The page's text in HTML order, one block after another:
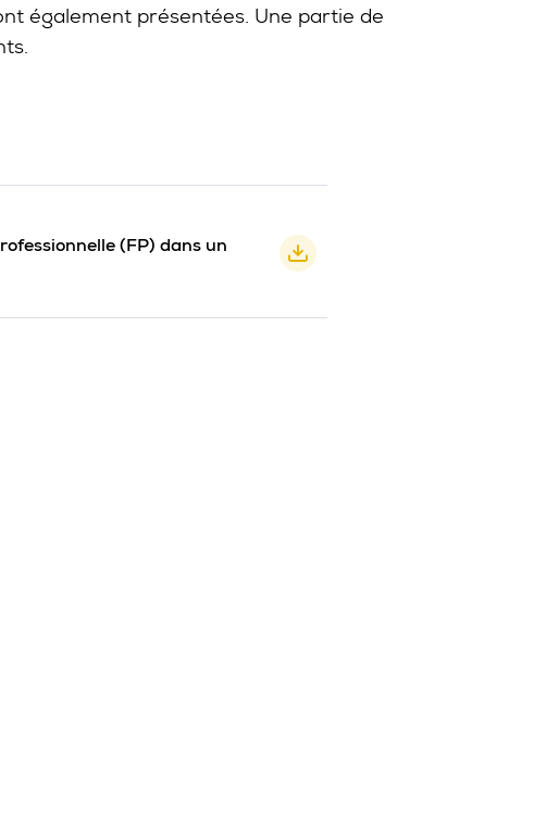
également présentées. Une partie de
(FP) dans un